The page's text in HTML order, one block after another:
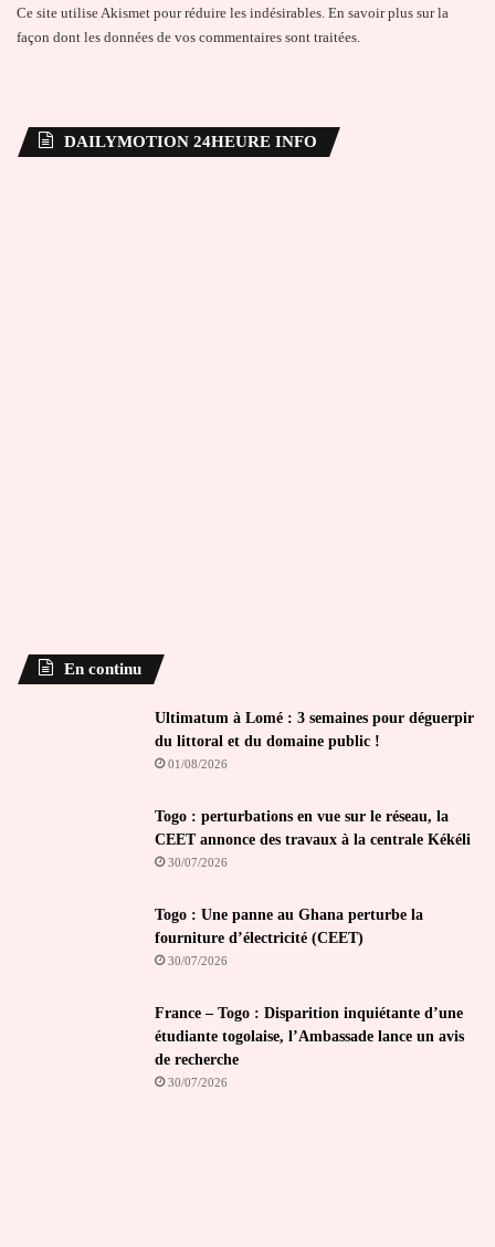
Ce site utilise Akismet pour réduire les indésirables. En savoir plus sur la
façon dont les données de vos commentaires sont traitées
DAILYMOTION 24HEURE INFO
En continu
Ultimatum à Lomé : 3 semaines pour déguerpir
du littoral et du domaine public !
01/08/2026
Togo : perturbations en vue sur le réseau, la
CEET annonce des travaux à la centrale Kékéli
30/07/2026
Togo : Une panne au Ghana perturbe la
fourniture d’électricité (CEET)
30/07/2026
France – Togo : Disparition inquiétante d’une
étudiante togolaise, l’Ambassade lance un avis
de recherche
30/07/2026